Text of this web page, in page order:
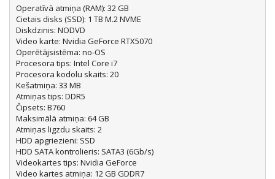
Operatīvā atmiņa (RAM): 32 GB
Cietais disks (SSD): 1 TB M.2 NVME
Diskdzinis: NODVD
Video karte: Nvidia GeForce RTX5070
Operētājsistēma: no-OS
Procesora tips: Intel Core i7
Procesora kodolu skaits: 20
Kešatmiņa: 33 MB
Atmiņas tips: DDR5
Čipsets: B760
Maksimālā atmiņa: 64 GB
Atmiņas ligzdu skaits: 2
HDD apgriezieni: SSD
HDD SATA kontrolieris: SATA3 (6Gb/s)
Videokartes tips: Nvidia GeForce
Video kartes atmiņa: 12 GB GDDR7